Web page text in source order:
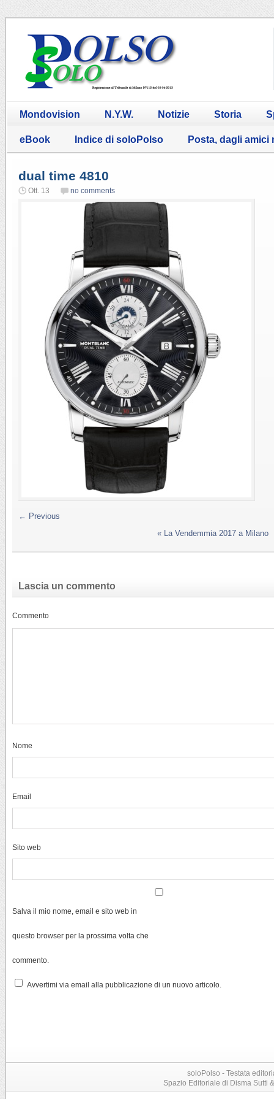
Mondovision N.Y.W. Notizie Storia
eBook Indice di soloPolso Posta, dagli amici
dual time 4810
Ott. 13 no comments
← Previous
« La Vendemmia 2017 a Milano
Lascia un commento
Commento
Nome
Email
Sito web
Salva il mio nome, email e sito web in
questo browser per la prossima volta che
commento.
Avvertimi via email alla pubblicazione di un nuovo articolo.
soloPolso - Testata
Spazio Editoriale di Disma Sutti